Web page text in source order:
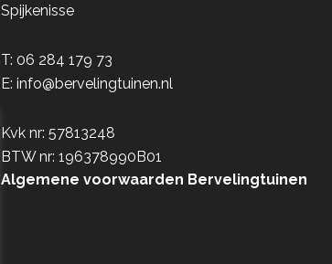
Spijkenisse
T: 06 284 179 73
E: info@bervelingtuinen.nl
Kvk nr: 57813248
BTW nr: 196378990B01
Algemene voorwaarden Bervelingtuinen